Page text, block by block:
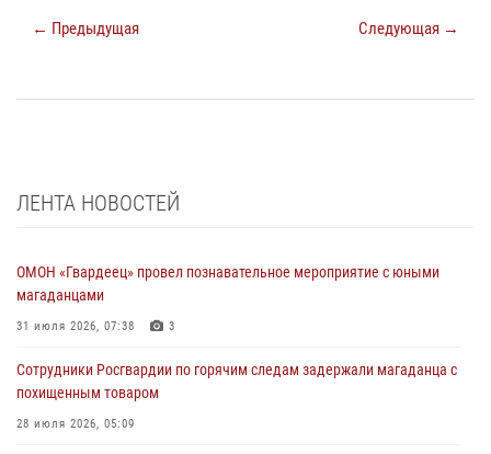
← Предыдущая Следующая →
ЛЕНТА НОВОСТЕЙ
ОМОН «Гвардеец» провел познавательное мероприятие с юными
магаданцами
31 июля 2026, 07:38 3
Сотрудники Росгвардии по горячим следам задержали магаданца с
похищенным товаром
28 июля 2026, 05:09